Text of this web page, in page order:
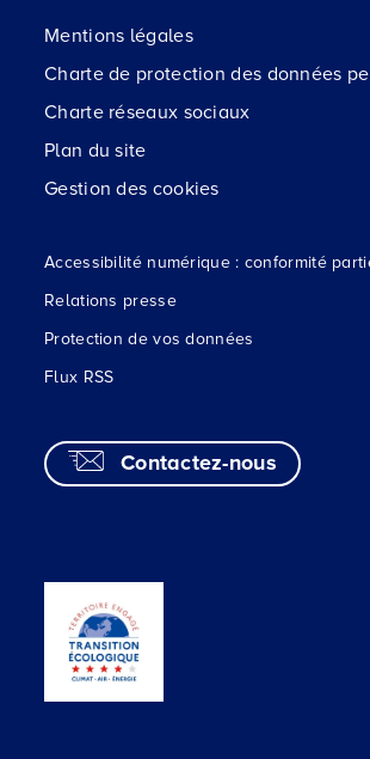
Mentions légales
Charte de protection des données
Charte réseaux sociaux
Plan du site
Gestion des cookies
Accessibilité numérique : conformité
Relations presse
Protection de vos données
Flux RSS
Contactez-nous